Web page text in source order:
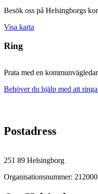
Besök oss på Helsingborgs
Visa karta
Ring
Prata med en
Behöver du hjälp med att
Postadress
251 89 Helsingborg
Organisationsnummer: